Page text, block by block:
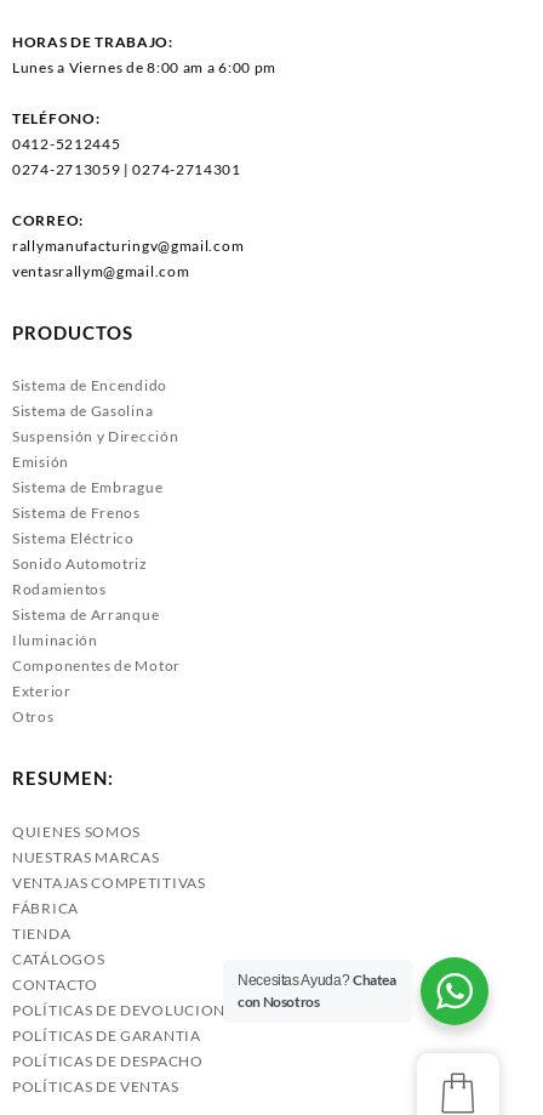
HORAS DE TRABAJO:
Lunes a Viernes de 8:00 am a 6:00 pm
TELÉFONO:
0412-5212445
0274-2713059 | 0274-2714301
CORREO:
rallymanufacturingv@gmail.com
ventasrallym@gmail.com
PRODUCTOS
Sistema de Encendido
Sistema de Gasolina
Suspensión y Dirección
Emisión
Sistema de Embrague
Sistema de Frenos
Sistema Eléctrico
Sonido Automotriz
Rodamientos
Sistema de Arranque
Iluminación
Componentes de Motor
Exterior
Otros
RESUMEN:
QUIENES SOMOS
NUESTRAS MARCAS
VENTAJAS COMPETITIVAS
FÁBRICA
TIENDA
CATÁLOGOS
CONTACTO
POLÍTICAS DE DEVOLUCIONES
POLÍTICAS DE GARANTIA
POLÍTICAS DE DESPACHO
POLÍTICAS DE VENTAS
Necesitas Ayuda?Chatea
con Nosotros